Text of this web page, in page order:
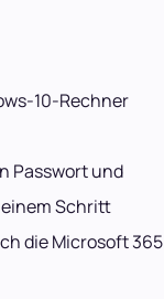
10-Rechner
Passwort und
Schritt
die Microsoft 365